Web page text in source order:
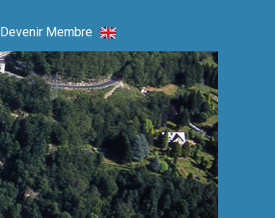
Devenir Membre